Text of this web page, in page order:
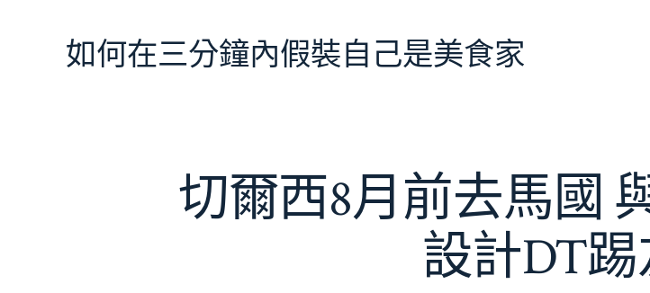
如何在三分鐘內假裝自己是美食家
切爾西8月前去馬國
設計DT